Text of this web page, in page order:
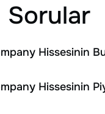
Sorular
Hissesinin
Hissesinin